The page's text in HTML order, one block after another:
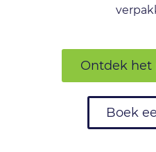
Ontdek het
Boek